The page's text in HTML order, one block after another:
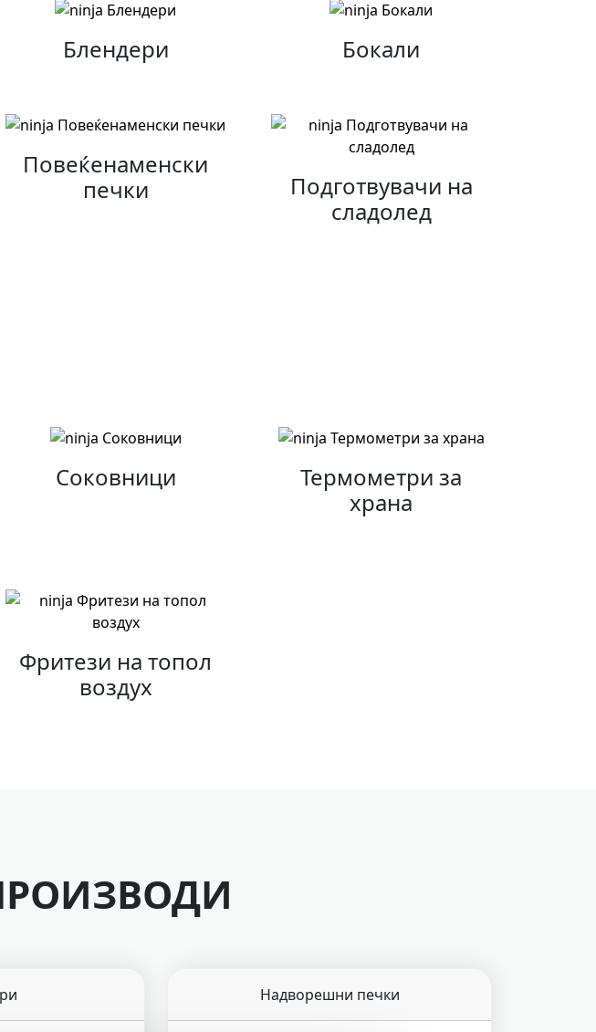
Блендери Бокали
Повеќенаменски
печки
Подготвувачи на
сладолед
Соковници
Термометри за
храна
Фритези на топол
воздух
Надворешни печки